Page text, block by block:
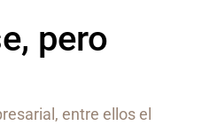
pero
entre ellos el